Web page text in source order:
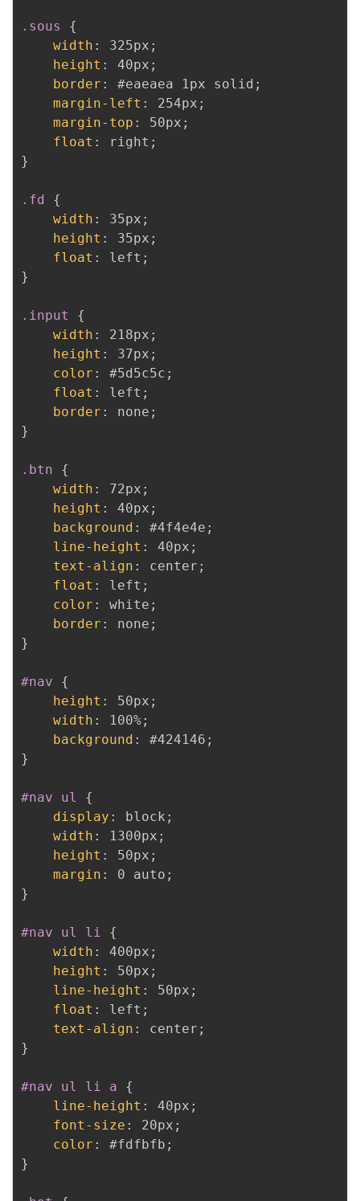
.sous
{
width : 325px ;
height : 40px ;
border : #eaeaea 1px solid ;
margin-left : 254px ;
margin-top : 50px ;
float : right ;
}
.fd
{
width : 35px ;
height : 35px ;
float : left ;
}
.input
{
width : 218px ;
height : 37px ;
color : #5d5c5c ;
float : left ;
border : none ;
}
.btn
{
width : 72px ;
height : 40px ;
background : #4f4e4e ;
line-height : 40px ;
text-align : center ;
float : left ;
color : white ;
border : none ;
}
#nav
{
height : 50px ;
width : 100%;
background : #424146 ;
}
#nav ul
{
display : block ;
width : 1300px ;
height : 50px ;
margin : 0 auto ;
}
#nav ul li
{
width : 400px ;
height : 50px ;
line-height : 50px ;
float : left ;
text-align : center ;
}
#nav ul li a
{
line-height : 40px ;
font-size : 20px ;
color : #fdfbfb ;
}